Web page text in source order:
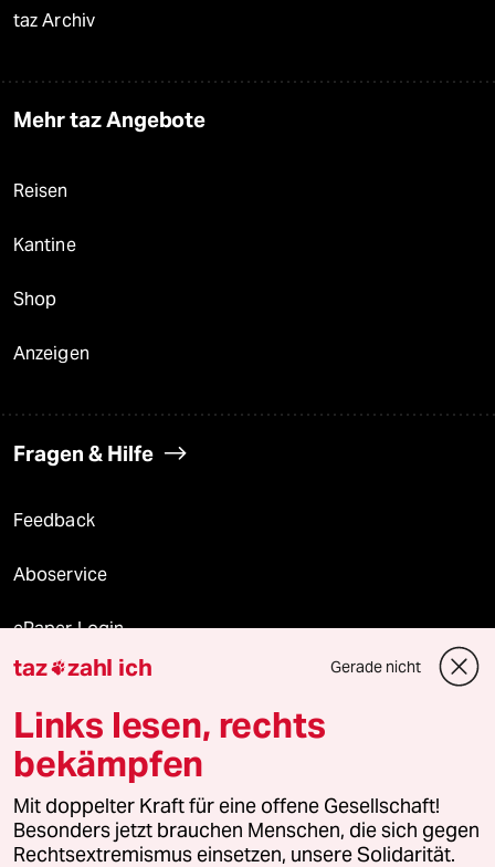
taz Archiv
Mehr taz Angebote
Reisen
Kantine
Shop
Anzeigen
Fragen & Hilfe
Feedback
Aboservice
ePaper Login
Downloads für Abonnierende
© 2026 taz Verlags und Vertriebs GmbH
Alle Rechte vorbehalten. Bei rechtlichen Fragen oder für Genehmigungen
wenden Sie sich bitte an
lizenzen@taz.de
taz zahl ich Gerade nicht
Links lesen, rechts
bekämpfen
Mit doppelter Kraft für eine offene Gesellschaft!
Besonders jetzt brauchen Menschen, die sich gegen
Rechtsextremismus einsetzen, unsere Solidarität.